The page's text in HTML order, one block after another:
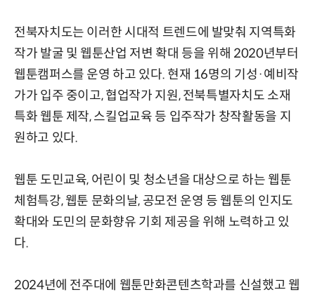
전북자치도는 이러한 시대적 트렌드에 발맞춰 지역특화
작가 발굴 및 웹툰산업 저변 확대 등을 위해 2020년부터
웹툰캠퍼스를 운영 하고 있다. 현재 16명의 기성·예비작
가가 입주 중이고, 협업작가 지원, 전북특별자치도 소재
특화 웹툰 제작, 스킬업교육 등 입주작가 창작활동을 지
원하고 있다.
웹툰 도민교육, 어린이 및 청소년을 대상으로 하는 웹툰
체험특강, 웹툰 문화의날, 공모전 운영 등 웹툰의 인지도
확대와 도민의 문화향유 기회 제공을 위해 노력하고 있
다.
2024년에 전주대에 웹툰만화콘텐츠학과를 신설했고 웹